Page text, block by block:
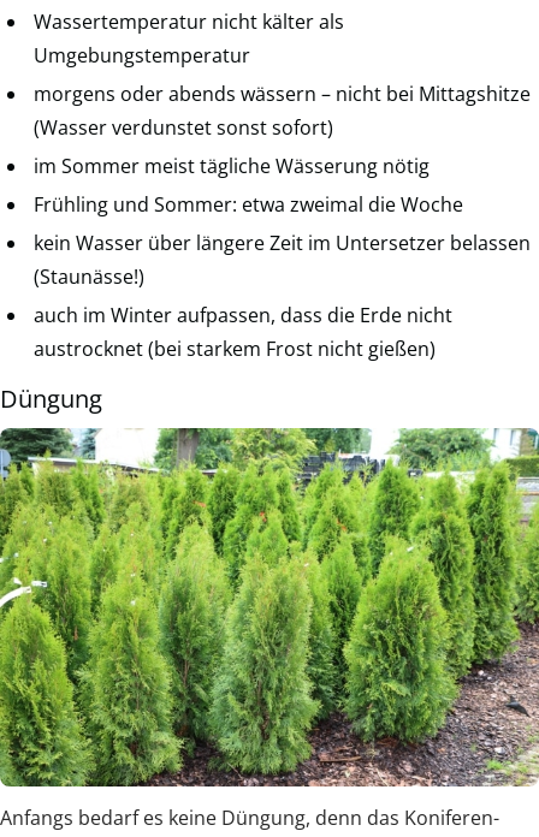
Wassertemperatur nicht kälter als
Umgebungstemperatur
morgens oder abends wässern – nicht bei Mittagshitze
(Wasser verdunstet sonst sofort)
im Sommer meist tägliche Wässerung nötig
Frühling und Sommer: etwa zweimal die Woche
kein Wasser über längere Zeit im Untersetzer belassen
(Staunässe!)
auch im Winter aufpassen, dass die Erde nicht
austrocknet (bei starkem Frost nicht gießen)
Düngung
Anfangs bedarf es keine Düngung, denn das Koniferen-